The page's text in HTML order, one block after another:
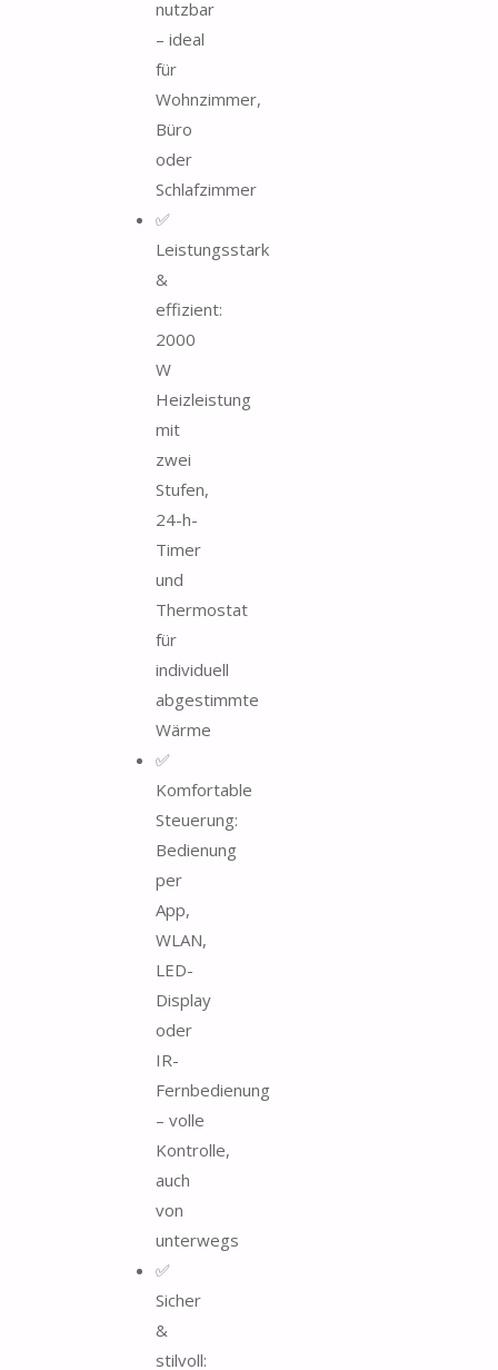
nutzbar
– ideal
für
Wohnzimmer,
Büro
oder
Schlafzimmer
✅
Leistungsstark
&
effizient:
2000
W
Heizleistung
mit
zwei
Stufen,
24-h-
Timer
und
Thermostat
für
individuell
abgestimmte
Wärme
✅
Komfortable
Steuerung:
Bedienung
per
App,
WLAN,
LED-
Display
oder
IR-
Fernbedienung
– volle
Kontrolle,
auch
von
unterwegs
✅
Sicher
&
stilvoll: